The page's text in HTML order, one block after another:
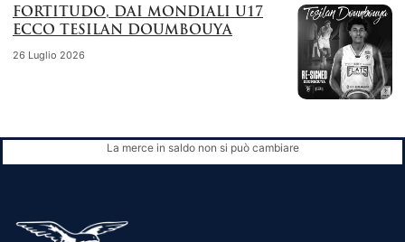
FORTITUDO, DAI MONDIALI U17
ECCO TESILAN DOUMBOUYA
26 Luglio 2026
La merce in saldo non si può cambiare